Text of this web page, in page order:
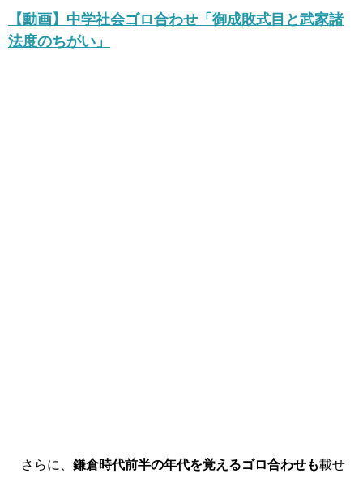
【動画】中学社会ゴロ合わせ「御成敗式目と武家諸
法度のちがい」
さらに、 鎌倉時代前半の年代を覚えるゴロ合わせも載せ